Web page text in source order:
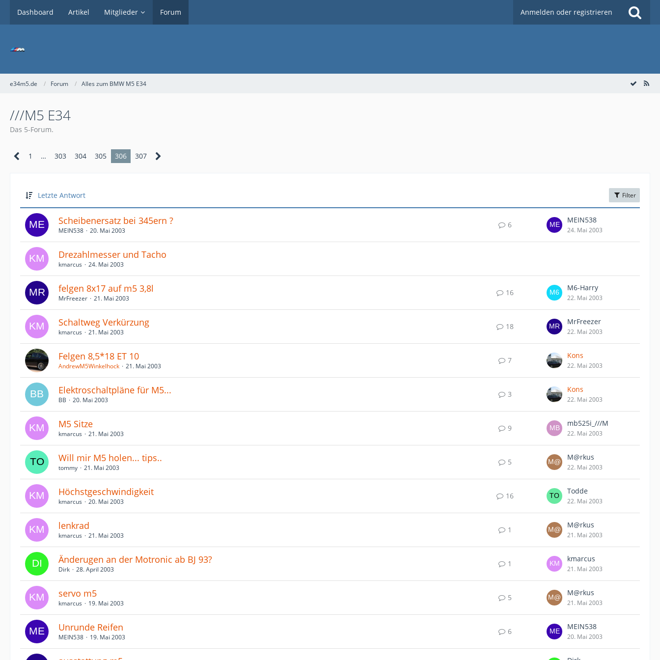
Dashboard Artikel Mitglieder Forum Anmelden oder registrieren
e34m5.de Forum Alles zum BMW M5 E34
///M5 E34
Das 5-Forum.
1 … 303 304 305 306 307
Letzte Antwort Filter
Scheibenersatz bei 345ern ?
MEIN538 20. Mai 2003
6
MEIN538
24. Mai 2003
Drezahlmesser und Tacho
kmarcus 24. Mai 2003
felgen 8x17 auf m5 3,8l
MrFreezer 21. Mai 2003
16
M6-Harry
22. Mai 2003
Schaltweg Verkürzung
kmarcus 21. Mai 2003
18
MrFreezer
22. Mai 2003
Felgen 8,5*18 ET 10
AndrewM5Winkelhock 21. Mai 2003
7
Kons
22. Mai 2003
Elektroschaltpläne für M5...
BB 20. Mai 2003
3
Kons
22. Mai 2003
M5 Sitze
kmarcus 21. Mai 2003
9
mb525i_///M
22. Mai 2003
Will mir M5 holen... tips..
tommy 21. Mai 2003
5
M@rkus
22. Mai 2003
Höchstgeschwindigkeit
kmarcus 20. Mai 2003
16
Todde
22. Mai 2003
lenkrad
kmarcus 21. Mai 2003
1
M@rkus
21. Mai 2003
Änderugen an der Motronic ab BJ 93?
Dirk 28. April 2003
1
kmarcus
21. Mai 2003
servo m5
kmarcus 19. Mai 2003
5
M@rkus
21. Mai 2003
Unrunde Reifen
MEIN538 19. Mai 2003
6
MEIN538
20. Mai 2003